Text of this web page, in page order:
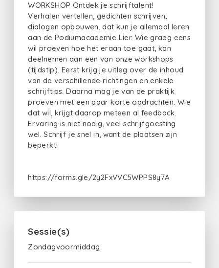
WORKSHOP Ontdek je schrijftalent!
Verhalen vertellen, gedichten schrijven,
dialogen opbouwen, dat kun je allemaal leren
aan de Podiumacademie Lier. Wie graag eens
wil proeven hoe het eraan toe gaat, kan
deelnemen aan een van onze workshops
(tijdstip). Eerst krijg je uitleg over de inhoud
van de verschillende richtingen en enkele
schrijftips. Daarna mag je van de praktijk
proeven met een paar korte opdrachten. Wie
dat wil, krijgt daarop meteen al feedback.
Ervaring is niet nodig, veel schrijfgoesting
wel. Schrijf je snel in, want de plaatsen zijn
beperkt!
https://forms.gle/2y2FxVVC5WPPS8y7A
Sessie(s)
Zondagvoormiddag